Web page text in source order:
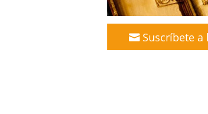
Suscríbete